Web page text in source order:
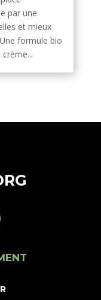
par une
et mieux
formule bio